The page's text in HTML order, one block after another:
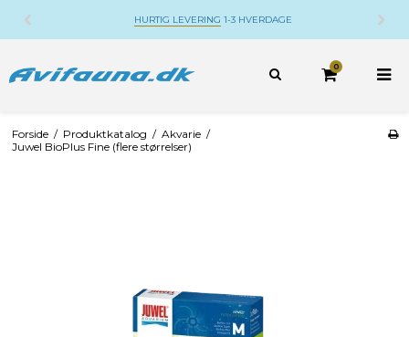
DANSK WEBSHOPBELIGGENDE PÅ DJURSLAND
0
Forside / Produktkatalog / Akvarie /
Juwel BioPlus Fine (flere størrelser)